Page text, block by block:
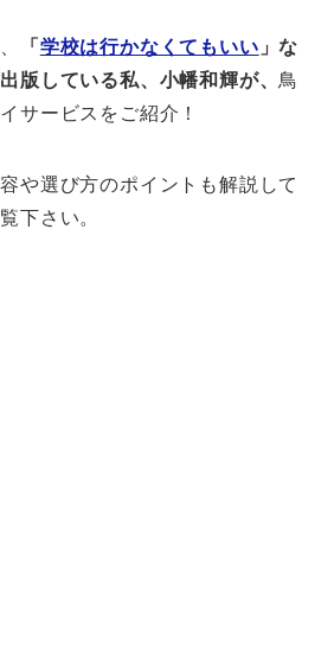
「 学校は行かなくてもいい 」な
版している私、小幡和輝が、 鳥
サービスをご紹介！
や選び方のポイントも解説して
下さい。